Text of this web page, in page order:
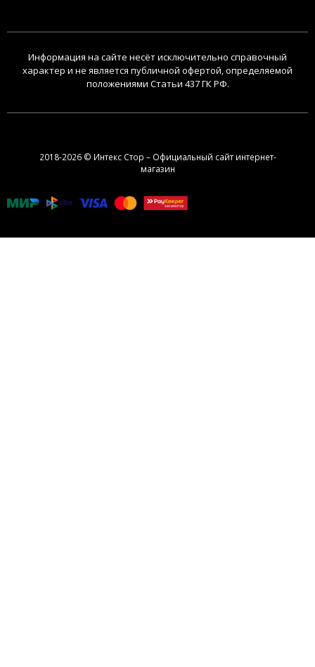
Информация на сайте несёт исключительно справочный
характер и не является публичной офертой, определяемой
положениями Статьи 437 ГК РФ.
2018-2026 © Интекс Стор – Официальный сайт интернет-
магазин